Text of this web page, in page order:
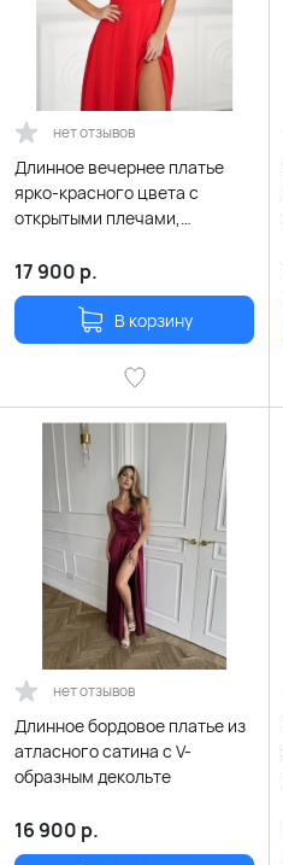
нет отзывов
Длинное вечернее платье
ярко-красного цвета с
открытыми плечами,
17 900 р.
В корзину
нет отзывов
Длинное бордовое платье из
атласного сатина с V-
образным декольте
16 900 р.